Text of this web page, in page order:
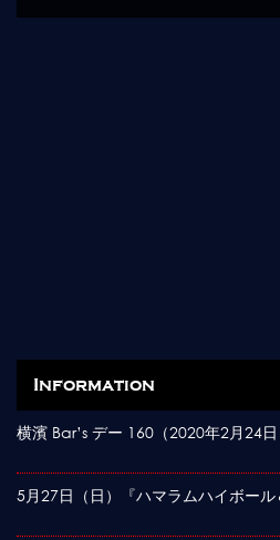
Information
横濱 Bar’s デー 160（2020年2月24日
5月27日（日）『ハマラムハイボール